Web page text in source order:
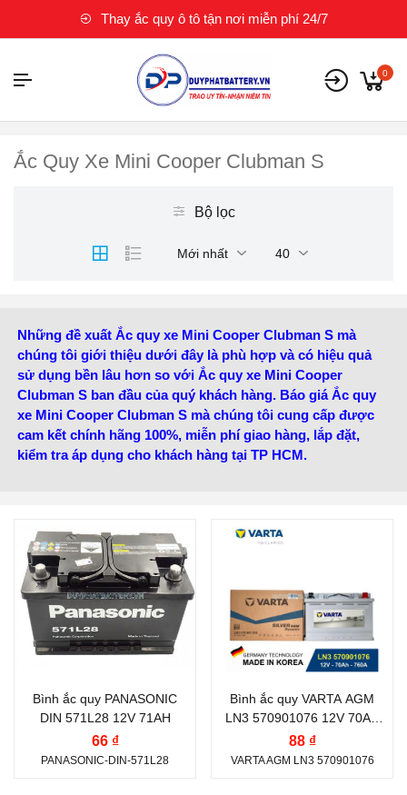
Thay ắc quy ô tô tận nơi miễn phí 24/7
0
Ắc Quy Xe Mini Cooper Clubman S
Bộ lọc
Mới nhất 40
Những đề xuất Ắc quy xe Mini Cooper Clubman S mà
chúng tôi giới thiệu dưới đây là phù hợp và có hiệu quả
sử dụng bền lâu hơn so với Ắc quy xe Mini Cooper
Clubman S ban đầu của quý khách hàng. Báo giá Ắc quy
xe Mini Cooper Clubman S mà chúng tôi cung cấp được
cam kết chính hãng 100%, miễn phí giao hàng, lắp đặt,
kiểm tra áp dụng cho khách hàng tại TP HCM.
Thương hiệu ắc quy:
PANASONIC
Điện thế (V):12 V
Dung lượng (Ah): 71 Ah
Khí, Miễn Bảo Dưỡng)
Vị trí cọc:Cọc nghịch L
Kiểu cọc:DIN L - Cọc
Bình ắc quy PANASONIC
DIN 571L28 12V 71AH
66 ₫
PANASONIC-DIN-571L28
Thương hiệu ắc quy:
Điện thế (V):12 V
Dung lượng (Ah):70 Ah
Dòng khởi động CCA
760 A
Công nghệ:AGM
(Absorbent Glass Mat)
Bình ắc quy VARTA AGM
LN3 570901076 12V 70AH
CCA 760A
88 ₫
VARTA AGM LN3 570901076